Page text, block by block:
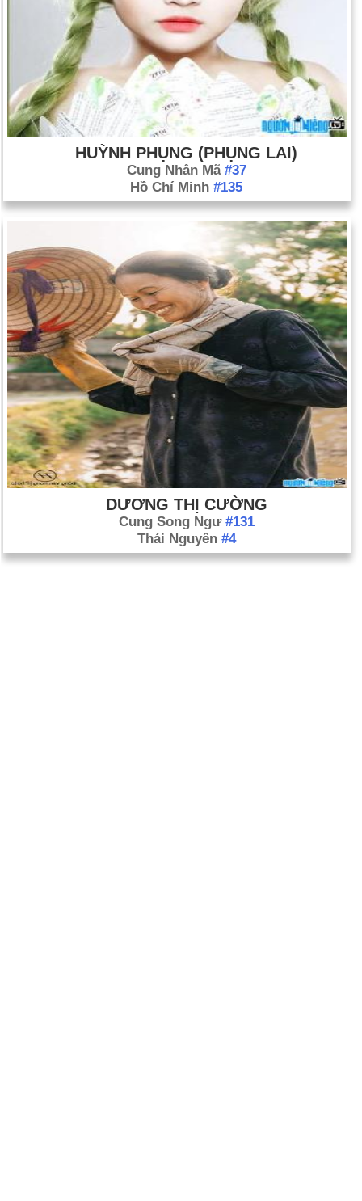
HUỲNH PHỤNG (PHỤNG LAI)
Cung Nhân Mã #37
Hồ Chí Minh #135
DƯƠNG THỊ CƯỜNG
Cung Song Ngư #131
Thái Nguyên #4